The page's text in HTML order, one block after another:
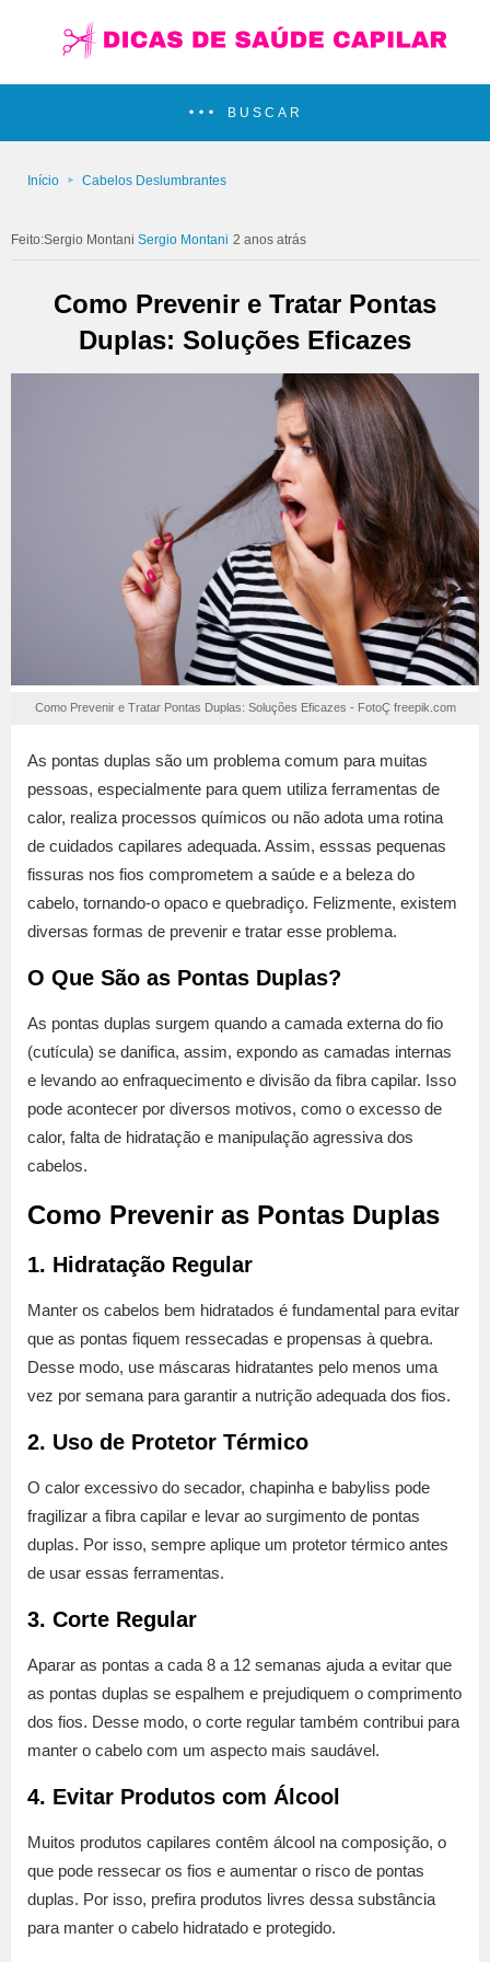
BUSCAR
Início Cabelos Deslumbrantes
Sergio Montani 2 anos atrás
Como Prevenir e Tratar Pontas
Duplas: Soluções Eficazes
Como Prevenir e Tratar Pontas Duplas: Soluções Eficazes - FotoÇ freepik.com
As pontas duplas são um problema comum para muitas
pessoas, especialmente para quem utiliza ferramentas de
calor, realiza processos químicos ou não adota uma rotina
de cuidados capilares adequada. Assim, esssas pequenas
fissuras nos fios comprometem a saúde e a beleza do
cabelo, tornando-o opaco e quebradiço. Felizmente, existem
diversas formas de prevenir e tratar esse problema.
O Que São as Pontas Duplas?
As pontas duplas surgem quando a camada externa do fio
(cutícula) se danifica, assim, expondo as camadas internas
e levando ao enfraquecimento e divisão da fibra capilar. Isso
pode acontecer por diversos motivos, como o excesso de
calor, falta de hidratação e manipulação agressiva dos
cabelos.
Como Prevenir as Pontas Duplas
1. Hidratação Regular
Manter os cabelos bem hidratados é fundamental para evitar
que as pontas fiquem ressecadas e propensas à quebra.
Desse modo, use máscaras hidratantes pelo menos uma
vez por semana para garantir a nutrição adequada dos fios.
2. Uso de Protetor Térmico
O calor excessivo do secador, chapinha e babyliss pode
fragilizar a fibra capilar e levar ao surgimento de pontas
duplas. Por isso, sempre aplique um protetor térmico antes
de usar essas ferramentas.
3. Corte Regular
Aparar as pontas a cada 8 a 12 semanas ajuda a evitar que
as pontas duplas se espalhem e prejudiquem o comprimento
dos fios. Desse modo, o corte regular também contribui para
manter o cabelo com um aspecto mais saudável.
4. Evitar Produtos com Álcool
Muitos produtos capilares contêm álcool na composição, o
que pode ressecar os fios e aumentar o risco de pontas
duplas. Por isso, prefira produtos livres dessa substância
para manter o cabelo hidratado e protegido.